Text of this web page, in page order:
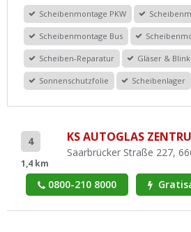
Scheibenmontage PKW
Scheibenmontage Bus
Scheiben-Reparatur Gläser &
Sonnenschutzfolie Scheibenlager
4
1,4 km
KS AUTOGLAS
Saarbrücker Straße 227,
0800-210 8000